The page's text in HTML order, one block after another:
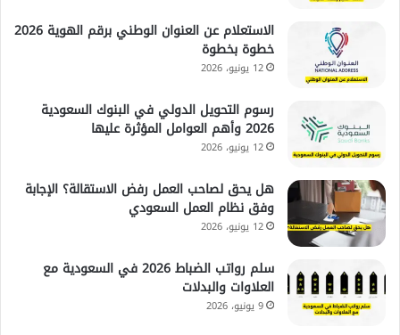
الاستعلام عن العنوان الوطني برقم الهوية 2026
خطوة بخطوة
12 يونيو، 2026
رسوم التحويل الدولي في البنوك السعودية
2026 وأهم العوامل المؤثرة عليها
12 يونيو، 2026
هل يحق لصاحب العمل رفض الاستقالة؟ الإجابة
وفق نظام العمل السعودي
12 يونيو، 2026
سلم رواتب الضباط 2026 في السعودية مع
العلاوات والبدلات
9 يونيو، 2026